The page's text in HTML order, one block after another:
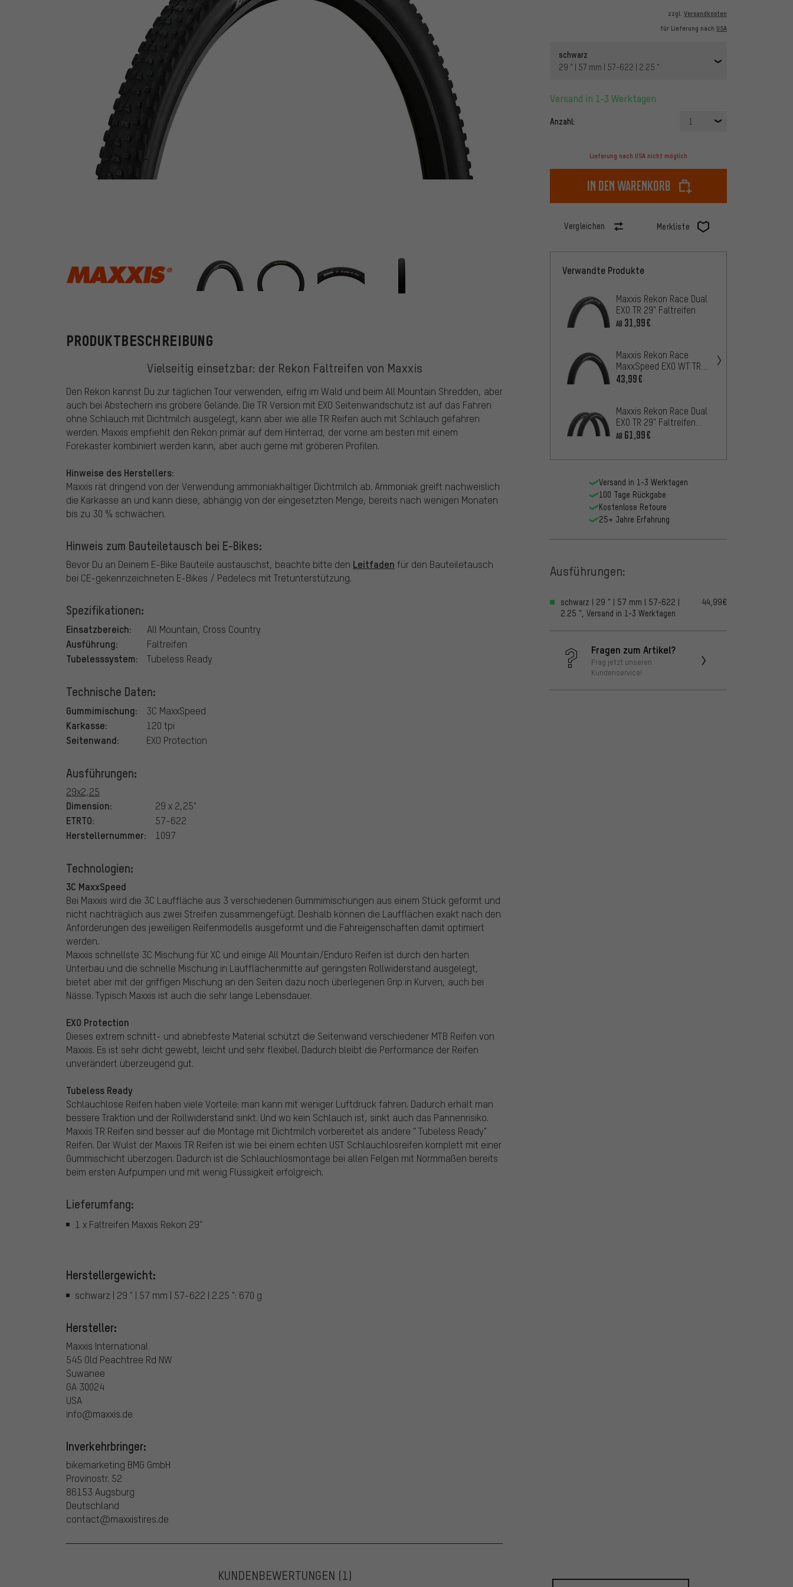
zzgl. Versandkosten
für Lieferung nach USA
schwarz
29 " | 57 mm | 57-622 | 2.25 "
Versand in 1-3 Werktagen
Anzahl: 1
Lieferung nach USA nicht möglich
In den Warenkorb
Vergleichen Merkliste
Maxxis
PRODUKTBESCHREIBUNG
Vielseitig einsetzbar: der Rekon Faltreifen von Maxxis
Den Rekon kannst Du zur täglichen Tour verwenden, eifrig im Wald und beim All Mountain Shredden, aber
auch bei Abstechern ins gröbere Gelände. Die TR Version mit EXO Seitenwandschutz ist auf das Fahren
ohne Schlauch mit Dichtmilch ausgelegt, kann aber wie alle TR Reifen auch mit Schlauch gefahren
werden. Maxxis empfiehlt den Rekon primär auf dem Hinterrad, der vorne am besten mit einem
Forekaster kombiniert werden kann, aber auch gerne mit gröberen Profilen.
Hinweise des Herstellers:
Maxxis rät dringend von der Verwendung ammoniakhaltiger Dichtmilch ab. Ammoniak greift nachweislich
die Karkasse an und kann diese, abhängig von der eingesetzten Menge, bereits nach wenigen Monaten
bis zu 30 % schwächen.
Hinweis zum Bauteiletausch bei E-Bikes:
Bevor Du an Deinem E-Bike Bauteile austauschst, beachte bitte den Leitfaden für den Bauteiletausch
bei CE-gekennzeichneten E-Bikes / Pedelecs mit Tretunterstützung.
Spezifikationen:
Einsatzbereich: All Mountain, Cross Country
Ausführung: Faltreifen
Tubelesssystem: Tubeless Ready
Technische Daten:
Gummimischung: 3C MaxxSpeed
Karkasse: 120 tpi
Seitenwand: EXO Protection
Ausführungen:
29x2,25
Dimension: 29 x 2,25"
ETRTO: 57-622
Herstellernummer: 1097
Technologien:
3C MaxxSpeed
Bei Maxxis wird die 3C Lauffläche aus 3 verschiedenen Gummimischungen aus einem Stück geformt und
nicht nachträglich aus zwei Streifen zusammengefügt. Deshalb können die Laufflächen exakt nach den
Anforderungen des jeweiligen Reifenmodells ausgeformt und die Fahreigenschaften damit optimiert
werden.
Maxxis schnellste 3C Mischung für XC und einige All Mountain/Enduro Reifen ist durch den harten
Unterbau und die schnelle Mischung in Laufflächenmitte auf geringsten Rollwiderstand ausgelegt,
bietet aber mit der griffigen Mischung an den Seiten dazu noch überlegenen Grip in Kurven, auch bei
Nässe. Typisch Maxxis ist auch die sehr lange Lebensdauer.
EXO Protection
Dieses extrem schnitt- und abriebfeste Material schützt die Seitenwand verschiedener MTB Reifen von
Maxxis. Es ist sehr dicht gewebt, leicht und sehr flexibel. Dadurch bleibt die Performance der Reifen
unverändert überzeugend gut.
Tubeless Ready
Schlauchlose Reifen haben viele Vorteile: man kann mit weniger Luftdruck fahren. Dadurch erhält man
bessere Traktion und der Rollwiderstand sinkt. Und wo kein Schlauch ist, sinkt auch das Pannenrisiko.
Maxxis TR Reifen sind besser auf die Montage mit Dichtmilch vorbereitet als andere " Tubeless Ready"
Reifen. Der Wulst der Maxxis TR Reifen ist wie bei einem echten UST Schlauchlosreifen komplett mit einer
Gummischicht überzogen. Dadurch ist die Schlauchlosmontage bei allen Felgen mit Normmaßen bereits
beim ersten Aufpumpen und mit wenig Flüssigkeit erfolgreich.
Lieferumfang:
1 x Faltreifen Maxxis Rekon 29"
Herstellergewicht:
schwarz | 29 " | 57 mm | 57-622 | 2.25 ": 670 g
Hersteller:
Maxxis International
545 Old Peachtree Rd NW
Suwanee
GA 30024
USA
info@maxxis.de
Inverkehrbringer:
bikemarketing BMG GmbH
Provinostr. 52
86153 Augsburg
Deutschland
contact@maxxistires.de
Verwandte Produkte
Maxxis Rekon Race Dual
EXO TR 29" Faltreifen
AB 31,99€
Maxxis Rekon Race
MaxxSpeed EXO WT TR
29" Faltreifen
43,99€
Maxxis Rekon Race Dual
EXO TR 29" Faltreifen
2er Set
AB 61,99€
Versand in 1-3 Werktagen
100 Tage Rückgabe
Kostenlose Retoure
25+ Jahre Erfahrung
Ausführungen:
schwarz | 29 " | 57 mm | 57-622 |
2.25 ", Versand in 1-3 Werktagen
44,99€
Fragen zum Artikel?
Frag jetzt unseren
Kundenservice!
KUNDENBEWERTUNGEN (1)